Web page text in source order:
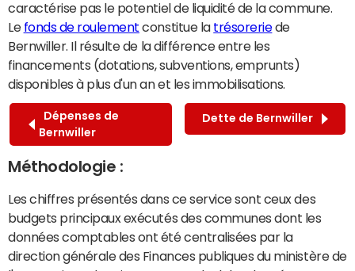
caractérise pas le potentiel de liquidité de la commune.
Le fonds de roulement constitue la trésoreriede
Bernwiller. Il résulte de la différence entre les
financements (dotations, subventions, emprunts)
disponibles à plus d'un an et les immobilisations.
Dépenses de
Bernwiller
Dette de Bernwiller
Méthodologie :
Les chiffres présentés dans ce service sont ceux des
budgets principaux exécutés des communes dont les
données comptables ont été centralisées par la
direction générale des Finances publiques du ministère de